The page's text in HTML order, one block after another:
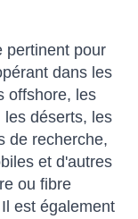
pertinent pour
dans les
offshore, les
les déserts, les
de recherche,
et d'autres
ou fibre
est également